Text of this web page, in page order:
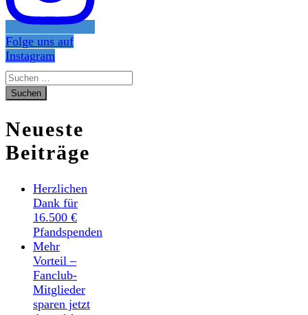
Folge uns auf
Instagram
Suchen
nach:
Neueste
Beiträge
Herzlichen
Dank für
16.500 €
Pfandspenden
Mehr
Vorteil –
Fanclub-
Mitglieder
sparen jetzt